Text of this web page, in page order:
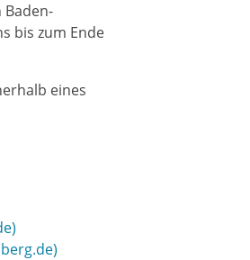
bis zum Ende
eines